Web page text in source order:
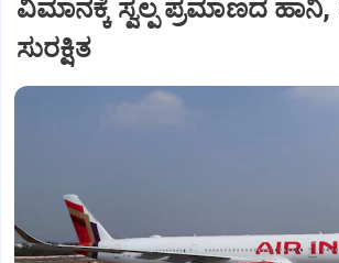
ವಿಮಾನಕ್ಕೆ ಸ್ವಲ್ಪ ಪ್ರಮಾಣದ
ಸುರಕ್ಷಿತ